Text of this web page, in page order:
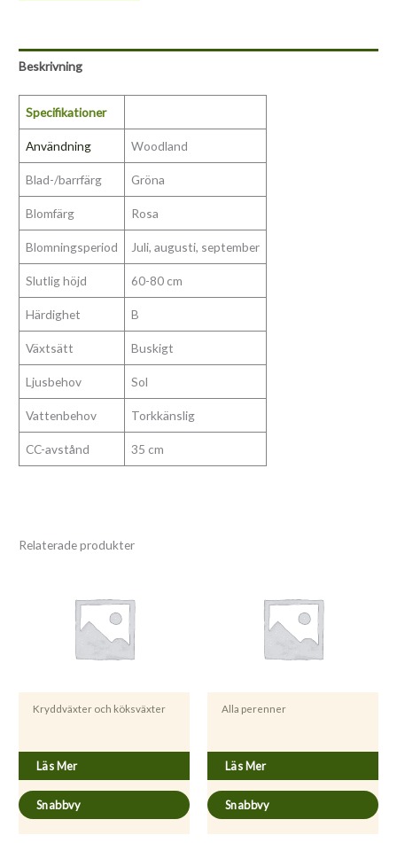
Beskrivning
Specifikationer
Användning Woodland
Blad-/barrfärg Gröna
Blomfärg Rosa
Blomningsperiod Juli, augusti, september
Slutlig höjd 60-80 cm
Härdighet B
Växtsätt Buskigt
Ljusbehov Sol
Vattenbehov Torkkänslig
CC-avstånd 35 cm
Relaterade produkter
Kryddväxter och köksväxter
Läs Mer
Snabbvy
Alla perenner
Läs Mer
Snabbvy